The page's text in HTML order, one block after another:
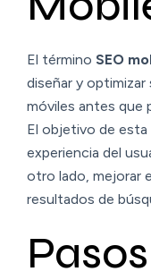
El término SEO
diseñar y
móviles antes que
El objetivo de esta
experiencia del
otro lado, mejorar
resultados de